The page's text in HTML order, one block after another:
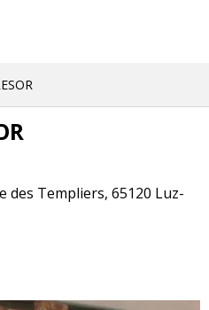
des Templiers, 65120 Luz-